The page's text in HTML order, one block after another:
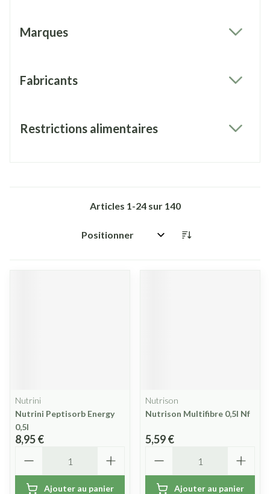
Marques
Fabricants
Restrictions alimentaires
Articles 1-24sur 140
Trier par:
Nutrini
Nutrini Peptisorb Energy
0,5l
8,95 €
Ajouter au panier
Nutrison
Nutrison Multifibre 0,5l Nf
5,59 €
Ajouter au panier